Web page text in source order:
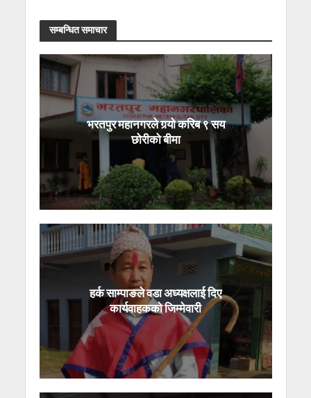
सम्बन्धित समाचार
भरतपुर महानगरले गर्‍यो करिब ९ सय
छोरीको बीमा
हर्क साम्पाङले वडा अध्यक्षलाई दिए
कार्यवाहकको जिम्मेवारी